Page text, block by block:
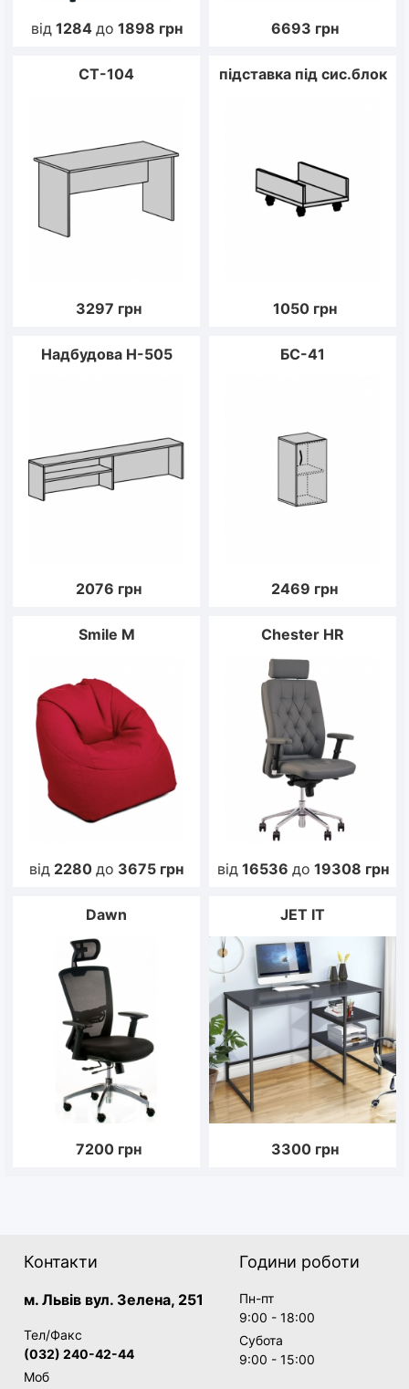
від 1284 до 1898 грн 6693 грн
СТ-104
3297 грн
підставка під сис.блок
1050 грн
Надбудова Н-505
2076 грн
БС-41
2469 грн
Smile M
від 2280 до 3675 грн
Chester HR
від 16536 до 19308 грн
Dawn
7200 грн
JET IT
3300 грн
Контакти
м. Львів вул. Зелена, 251
Тел/Факс
(032) 240-42-44
Моб
Години роботи
Пн-пт
9:00 - 18:00
Субота
9:00 - 15:00